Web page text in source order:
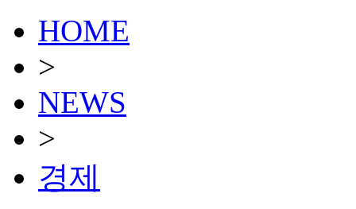
HOME
>
NEWS
>
경제